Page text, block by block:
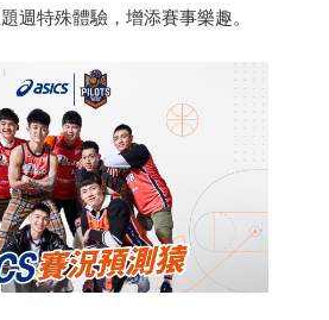
週特殊體驗，增添賽事樂趣。